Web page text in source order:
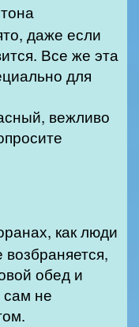
даже если
Все же эта
для
вежливо
как люди
обед и
сам не